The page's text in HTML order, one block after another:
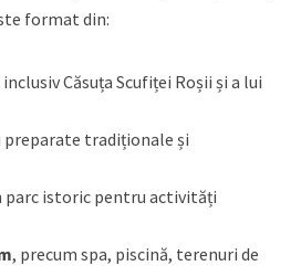
format din:
inclusiv Căsuța Scufiței Roșii și a lui
preparate tradiționale și
parc istoric pentru activități
, precum spa, piscină, terenuri de